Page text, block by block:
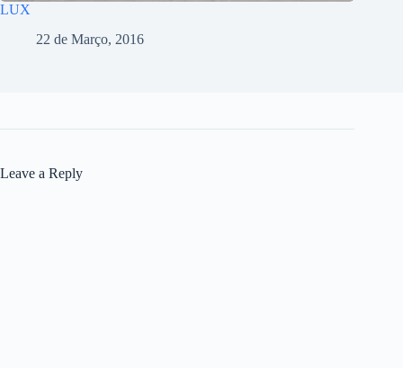
LUX
22 de Março, 2016
Leave a Reply